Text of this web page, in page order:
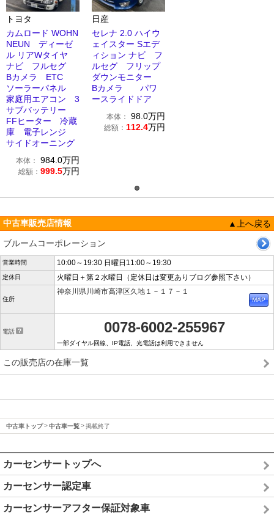
トヨタ
カムロード WOHN
NEUN ディーゼ
ル リアWタイヤ
ナビ フルセグ
Bカメラ ETC
ソーラーパネル
家庭用エアコン 3
サブバッテリー
FFヒーター 冷蔵
庫 電子レンジ
サイドオーニング
本体： 984.0万円
総額： 999.5万円
日産
セレナ 2.0 ハイウ
ェイスター Sエデ
ィション ナビ フ
ルセグ フリップ
ダウンモニター
Bカメラ パワ
ースライドドア
本体： 98.0万円
総額： 112.4万円
中古車販売店情報
▲上へ戻る
ブルームコーポレーション
営業時間 10:00～19:30 日曜日11:00～19:30
定休日 火曜日＋第２水曜日（定休日は変更ありブログ参照下さい）
住所
神奈川県川崎市高津区久地１－１７－１
電話 0078-6002-255967
一部ダイヤル回線、IP電話、光電話は利用できません
この販売店の在庫一覧
中古車トップ 中古車一覧 掲載終了
カーセンサートップへ
カーセンサー認定車
カーセンサーアフター保証対象車